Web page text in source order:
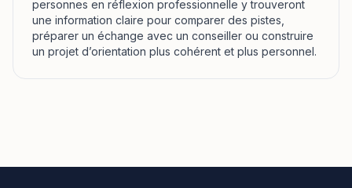
personnes en réflexion professionnelle y trouveront
une information claire pour comparer des pistes,
préparer un échange avec un conseiller ou construire
un projet d’orientation plus cohérent et plus personnel.